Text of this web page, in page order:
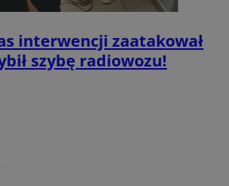
interwencji zaatakował
szybę radiowozu!